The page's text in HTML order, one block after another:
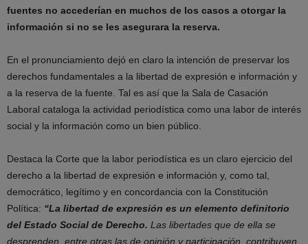
fuentes no accederían en muchos de los casos a otorgar la
información si no se les asegurara la reserva.
En el pronunciamiento dejó en claro la intención de preservar los
derechos fundamentales a la libertad de expresión e información y
a la reserva de la fuente. Tal es así que la Sala de Casación
Laboral cataloga la actividad periodística como una labor de interés
social y la información como un bien público.
Destaca la Corte que la labor periodística es un claro ejercicio del
derecho a la libertad de expresión e información y, como tal,
democrático, legítimo y en concordancia con la Constitución
Política: “La libertad de expresión es un elemento definitorio
del Estado Social de Derecho. Las libertades que de ella se
desprenden, entre otras las de opinión y participación, contribuyen